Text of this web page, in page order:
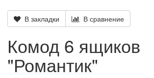
В закладки В сравнение
Комод 6 ящиков
"Романтик"